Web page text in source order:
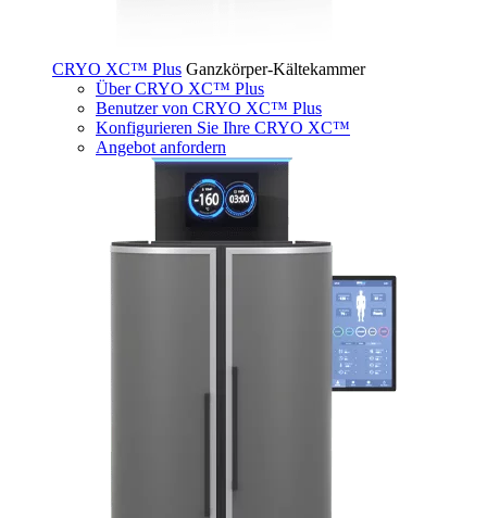
CRYO XC™ Plus Ganzkörper-Kältekammer
Über CRYO XC™ Plus
Benutzer von CRYO XC™ Plus
Konfigurieren Sie Ihre CRYO XC™
Angebot anfordern